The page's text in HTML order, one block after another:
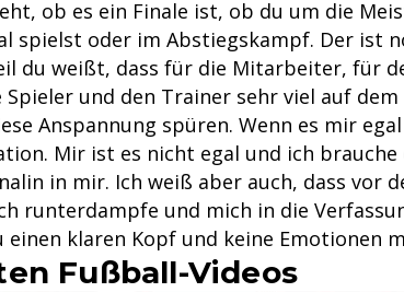
ob es ein Finale ist, ob du um die
spielst oder im Abstiegskampf. Der ist
du weißt, dass für die Mitarbeiter, für
Spieler und den Trainer sehr viel auf
Anspannung spüren. Wenn es mir
Mir ist es nicht egal und ich brauche
in mir. Ich weiß aber auch, dass vor
runterdampfe und mich in die
einen klaren Kopf und keine Emotionen
Fußball-Videos